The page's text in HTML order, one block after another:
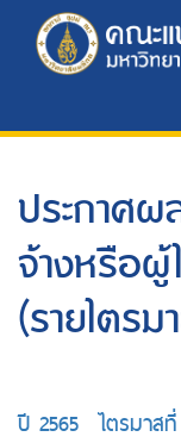
ประกาศ
จ้างหรือผู้
(รายไตรม
ปี 2565 ไตรมา